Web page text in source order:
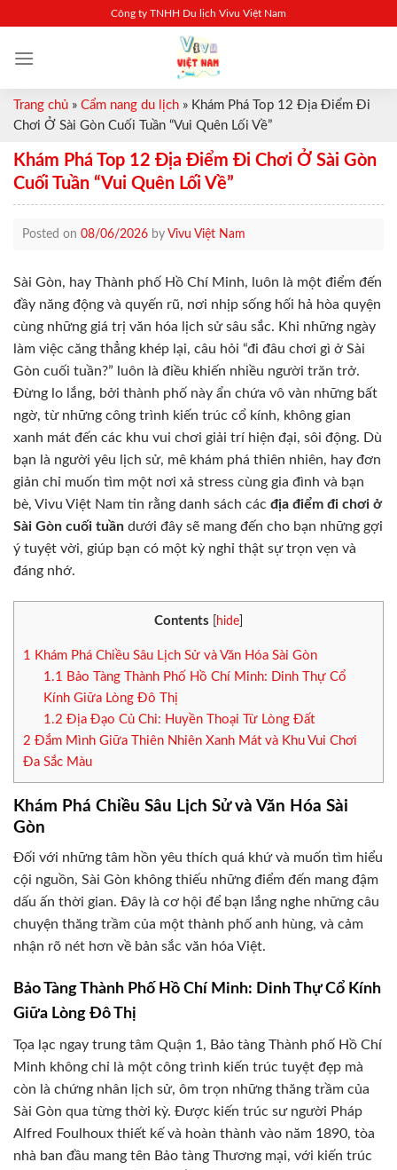
content
Công ty TNHH Du lịch Vivu Việt Nam
Trang chủ » Cẩm nang du lịch » Khám Phá Top 12 Địa Điểm Đi
Chơi Ở Sài Gòn Cuối Tuần “Vui Quên Lối Về”
Khám Phá Top 12 Địa Điểm Đi Chơi Ở Sài Gòn
Cuối Tuần “Vui Quên Lối Về”
Posted on 08/06/2026 by Vivu Việt Nam
Sài Gòn, hay Thành phố Hồ Chí Minh, luôn là một điểm đến
đầy năng động và quyến rũ, nơi nhịp sống hối hả hòa quyện
cùng những giá trị văn hóa lịch sử sâu sắc. Khi những ngày
làm việc căng thẳng khép lại, câu hỏi “đi đâu chơi gì ở Sài
Gòn cuối tuần?” luôn là điều khiến nhiều người trăn trở.
Đừng lo lắng, bởi thành phố này ẩn chứa vô vàn những bất
ngờ, từ những công trình kiến trúc cổ kính, không gian
xanh mát đến các khu vui chơi giải trí hiện đại, sôi động. Dù
bạn là người yêu lịch sử, mê khám phá thiên nhiên, hay đơn
giản chỉ muốn tìm một nơi xả stress cùng gia đình và bạn
bè, Vivu Việt Nam tin rằng danh sách các địa điểm đi chơi ở
Sài Gòn cuối tuần dưới đây sẽ mang đến cho bạn những gợi
ý tuyệt vời, giúp bạn có một kỳ nghỉ thật sự trọn vẹn và
đáng nhớ.
Contents hide
1
Khám Phá Chiều Sâu Lịch Sử và Văn Hóa Sài Gòn
1.1
Bảo Tàng Thành Phố Hồ Chí Minh: Dinh Thự Cổ
Kính Giữa Lòng Đô Thị
1.2 Địa Đạo Củ Chi: Huyền Thoại Từ Lòng Đất
2 Đắm Mình Giữa Thiên Nhiên Xanh Mát và Khu Vui Chơi
Đa Sắc Màu
Khám Phá Chiều Sâu Lịch Sử và Văn Hóa Sài
Gòn
Đối với những tâm hồn yêu thích quá khứ và muốn tìm hiểu
cội nguồn, Sài Gòn không thiếu những điểm đến mang đậm
dấu ấn thời gian. Đây là cơ hội để bạn lắng nghe những câu
chuyện thăng trầm của một thành phố anh hùng, và cảm
nhận rõ nét hơn về bản sắc văn hóa Việt.
Bảo Tàng Thành Phố Hồ Chí Minh: Dinh Thự Cổ Kính
Giữa Lòng Đô Thị
Tọa lạc ngay trung tâm Quận 1, Bảo tàng Thành phố Hồ Chí
Minh không chỉ là một công trình kiến trúc tuyệt đẹp mà
còn là chứng nhân lịch sử, ôm trọn những thăng trầm của
Sài Gòn qua từng thời kỳ. Được kiến trúc sư người Pháp
Alfred Foulhoux thiết kế và hoàn thành vào năm 1890, tòa
nhà ban đầu mang tên Bảo tàng Thương mại, với kiến trúc